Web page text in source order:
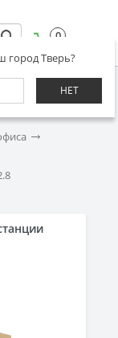
город Тверь?
НЕТ
0